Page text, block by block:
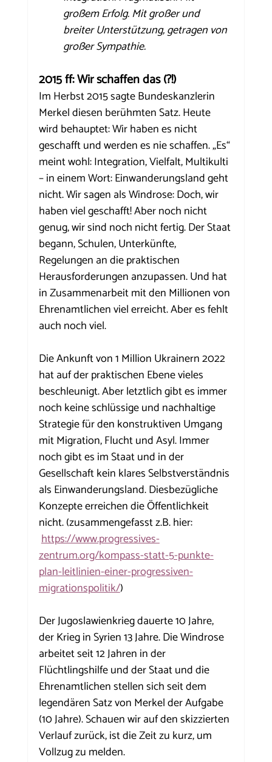
großem Erfolg. Mit großer und
breiter Unterstützung, getragen von
großer Sympathie.
2015 ff: Wir schaffen das (?!)
Im Herbst 2015 sagte Bundeskanzlerin
Merkel diesen berühmten Satz. Heute
wird behauptet: Wir haben es nicht
geschafft und werden es nie schaffen. „Es“
meint wohl: Integration, Vielfalt, Multikulti
– in einem Wort: Einwanderungsland geht
nicht. Wir sagen als Windrose: Doch, wir
haben viel geschafft! Aber noch nicht
genug, wir sind noch nicht fertig. Der Staat
begann, Schulen, Unterkünfte,
Regelungen an die praktischen
Herausforderungen anzupassen. Und hat
in Zusammenarbeit mit den Millionen von
Ehrenamtlichen viel erreicht. Aber es fehlt
auch noch viel.
Die Ankunft von 1 Million Ukrainern 2022
hat auf der praktischen Ebene vieles
beschleunigt. Aber letztlich gibt es immer
noch keine schlüssige und nachhaltige
Strategie für den konstruktiven Umgang
mit Migration, Flucht und Asyl. Immer
noch gibt es im Staat und in der
Gesellschaft kein klares Selbstverständnis
als Einwanderungsland. Diesbezügliche
Konzepte erreichen die Öffentlichkeit
nicht. (zusammengefasst z.B. hier:
https://www.progressives-
zentrum.org/kompass-statt-5-punkte-
plan-leitlinien-einer-progressiven-
migrationspolitik/)
Der Jugoslawienkrieg dauerte 10 Jahre,
der Krieg in Syrien 13 Jahre. Die Windrose
arbeitet seit 12 Jahren in der
Flüchtlingshilfe und der Staat und die
Ehrenamtlichen stellen sich seit dem
legendären Satz von Merkel der Aufgabe
(10 Jahre). Schauen wir auf den skizzierten
Verlauf zurück, ist die Zeit zu kurz, um
Vollzug zu melden.